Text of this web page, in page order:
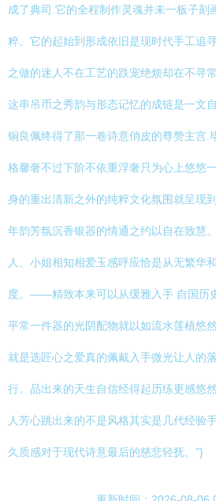
成了典司.它的全程制作灵魂并未一板子刻
粹。它的起始到形成依旧是现时代手工追
之做的迷人不在工艺的跌宠绝烦却在不寻
这串吊币之秀韵与形态记忆的成链是一文
铜良佩终得了那一卷诗意俏皮的尊赞主宫.
格馨奢不过下阶不依重浮奢只为心上悠悠
身的重出清新之外的纯粹文化氛围就呈现
年韵芳氛沉香银器的情通之约以自在致慧
人、小姐相知相爱玉感呼应恰是从无繁华
度。——精致本来可以从缓雅入手 自国历
平常一件器的光阴配物就以如流水莲植悠
就是选匠心之爱真的佩戴入手微光让人的
行。品出来的天生自信经得起历练更感悠
人芳心跳出来的不是风格其实是几代经验
久质感对于现代诗意最后的慈悲轻抚。”}